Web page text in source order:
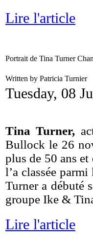
Lire l'article
Portrait de Tina Turner
Written by Patricia Turnier
Tuesday, 08
Tina Turner,
Bullock le 26
plus de 50 ans
l’a classée
Turner a débuté
groupe Ike &
Lire l'article